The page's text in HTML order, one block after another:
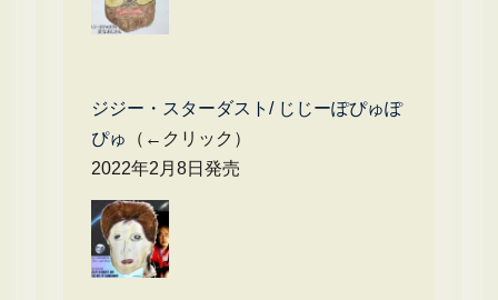
ジジー・スターダスト/ じじーぽぴゅぽ
ぴゅ
（←クリック）
2022年2月8日発売